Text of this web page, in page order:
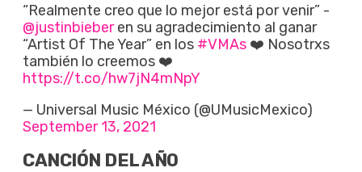
“Realmente creo que lo mejor está por venir” -
@justinbieberen su agradecimiento al ganar
“Artist Of The Year” en los #VMAs ❤️ Nosotrxs
también lo creemos ❤️
https://t.co/hw7jN4mNpY
— Universal Music México (@UMusicMexico)
September 13, 2021
CANCIÓN DEL AÑO